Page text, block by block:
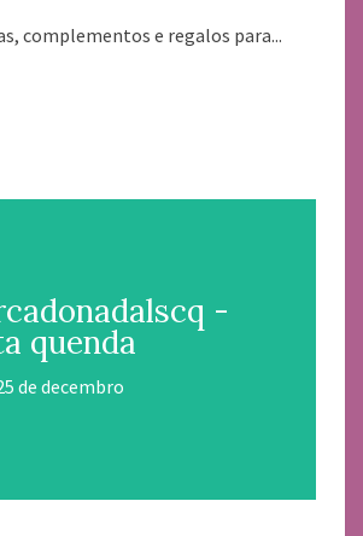
complementos e regalos para...
-
quenda
de decembro